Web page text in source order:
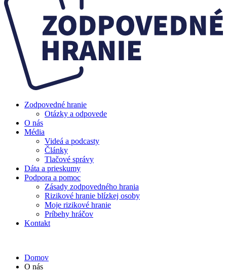
Zodpovedné hranie
Otázky a odpovede
O nás
Média
Videá a podcasty
Články
Tlačové správy
Dáta a prieskumy
Podpora a pomoc
Zásady zodpovedného hrania
Rizikové hranie blízkej osoby
Moje rizikové hranie
Príbehy hráčov
Kontakt
Domov
O nás